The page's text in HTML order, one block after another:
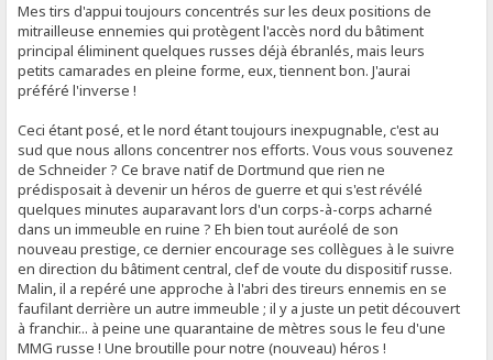
Mes tirs d'appui toujours concentrés sur les deux positions de
mitrailleuse ennemies qui protègent l'accès nord du bâtiment
principal éliminent quelques russes déjà ébranlés, mais leurs
petits camarades en pleine forme, eux, tiennent bon. J'aurai
préféré l'inverse !
Ceci étant posé, et le nord étant toujours inexpugnable, c'est au
sud que nous allons concentrer nos efforts. Vous vous souvenez
de Schneider ? Ce brave natif de Dortmund que rien ne
prédisposait à devenir un héros de guerre et qui s'est révélé
quelques minutes auparavant lors d'un corps-à-corps acharné
dans un immeuble en ruine ? Eh bien tout auréolé de son
nouveau prestige, ce dernier encourage ses collègues à le suivre
en direction du bâtiment central, clef de voute du dispositif russe.
Malin, il a repéré une approche à l'abri des tireurs ennemis en se
faufilant derrière un autre immeuble ; il y a juste un petit découvert
à franchir... à peine une quarantaine de mètres sous le feu d'une
MMG russe ! Une broutille pour notre (nouveau) héros !